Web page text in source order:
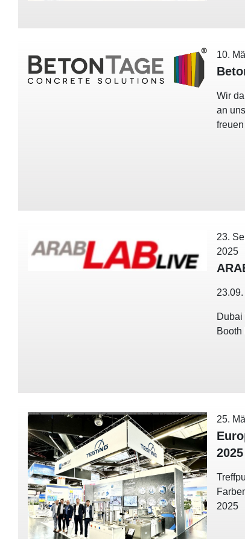
10.
Wir
an
23.
2025
Dubai
Booth
25.
2025
2025